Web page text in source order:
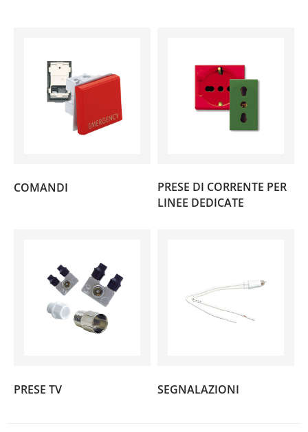
COMANDI
PRESE DI CORRENTE PER
LINEE DEDICATE
PRESE TV SEGNALAZIONI